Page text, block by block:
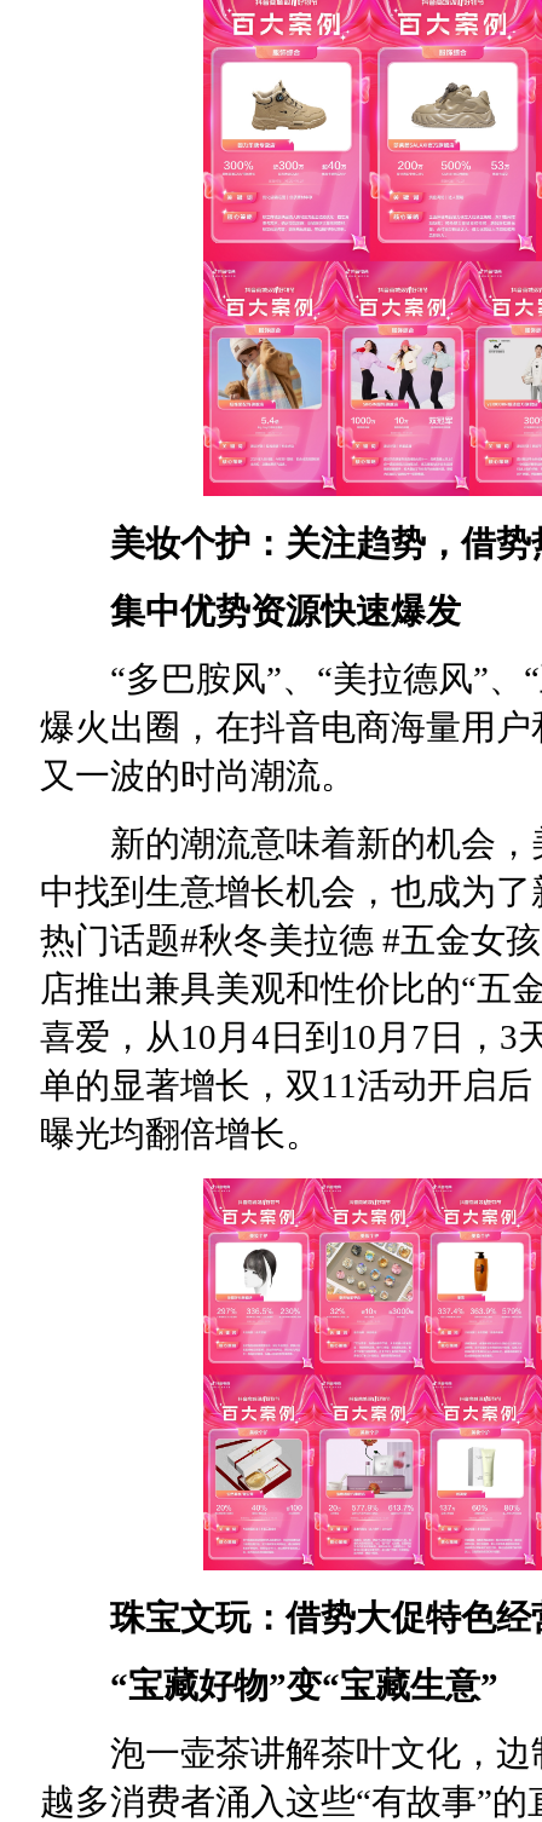
美妆个护：关注趋势，借势
集中优势资源快速爆发
“多巴胺风”、“美拉德风”、
爆火出圈，在抖音电商海量用
又一波的时尚潮流。
新的潮流意味着新的机会，
中找到生意增长机会，也成为
热门话题#秋冬美拉德 #五金女
店推出兼具美观和性价比的“五
喜爱，从10月4日到10月7日，3
单的显著增长，双11活动开启
曝光均翻倍增长。
珠宝文玩：借势大促特色经
“宝藏好物”变“宝藏生意”
泡一壶茶讲解茶叶文化，边
越多消费者涌入这些“有故事”